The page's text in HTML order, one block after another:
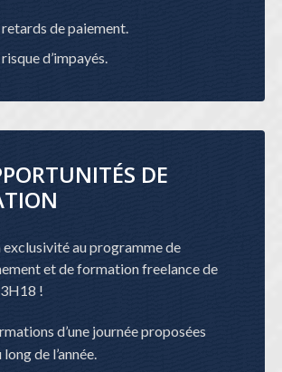
retards de paiement.
d’impayés.
DE
exclusivité au programme de
et de formation freelance de
!
d’une journée proposées
de l’année.